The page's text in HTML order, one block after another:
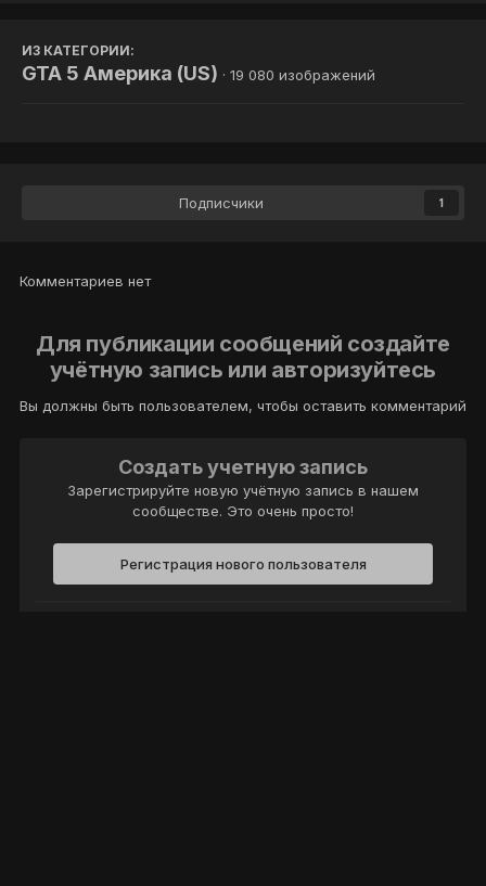
ИЗ КАТЕГОРИИ:
GTA 5 Америка (US) · 19 080 изображений
Подписчики 1
Комментариев нет
Для публикации сообщений создайте
учётную запись или авторизуйтесь
Вы должны быть пользователем, чтобы оставить комментарий
Создать учетную запись
Зарегистрируйте новую учётную запись в нашем
сообществе. Это очень просто!
Регистрация нового пользователя